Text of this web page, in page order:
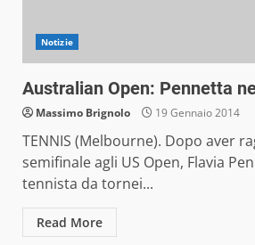
Notizie
Australian Open: Pennetta
Massimo Brignolo 19 Gennaio 2014
TENNIS (Melbourne). Dopo aver
semifinale agli US Open, Flavia
tennista da tornei...
Read More